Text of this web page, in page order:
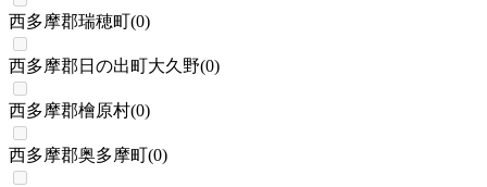
西多摩郡瑞穂町(0)
西多摩郡日の出町大久野(0)
西多摩郡檜原村(0)
西多摩郡奥多摩町(0)